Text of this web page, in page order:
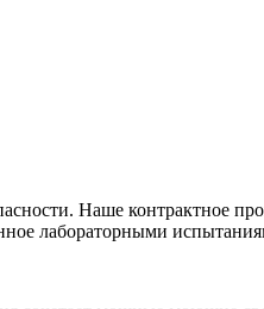
Наше контрактное
лабораторными